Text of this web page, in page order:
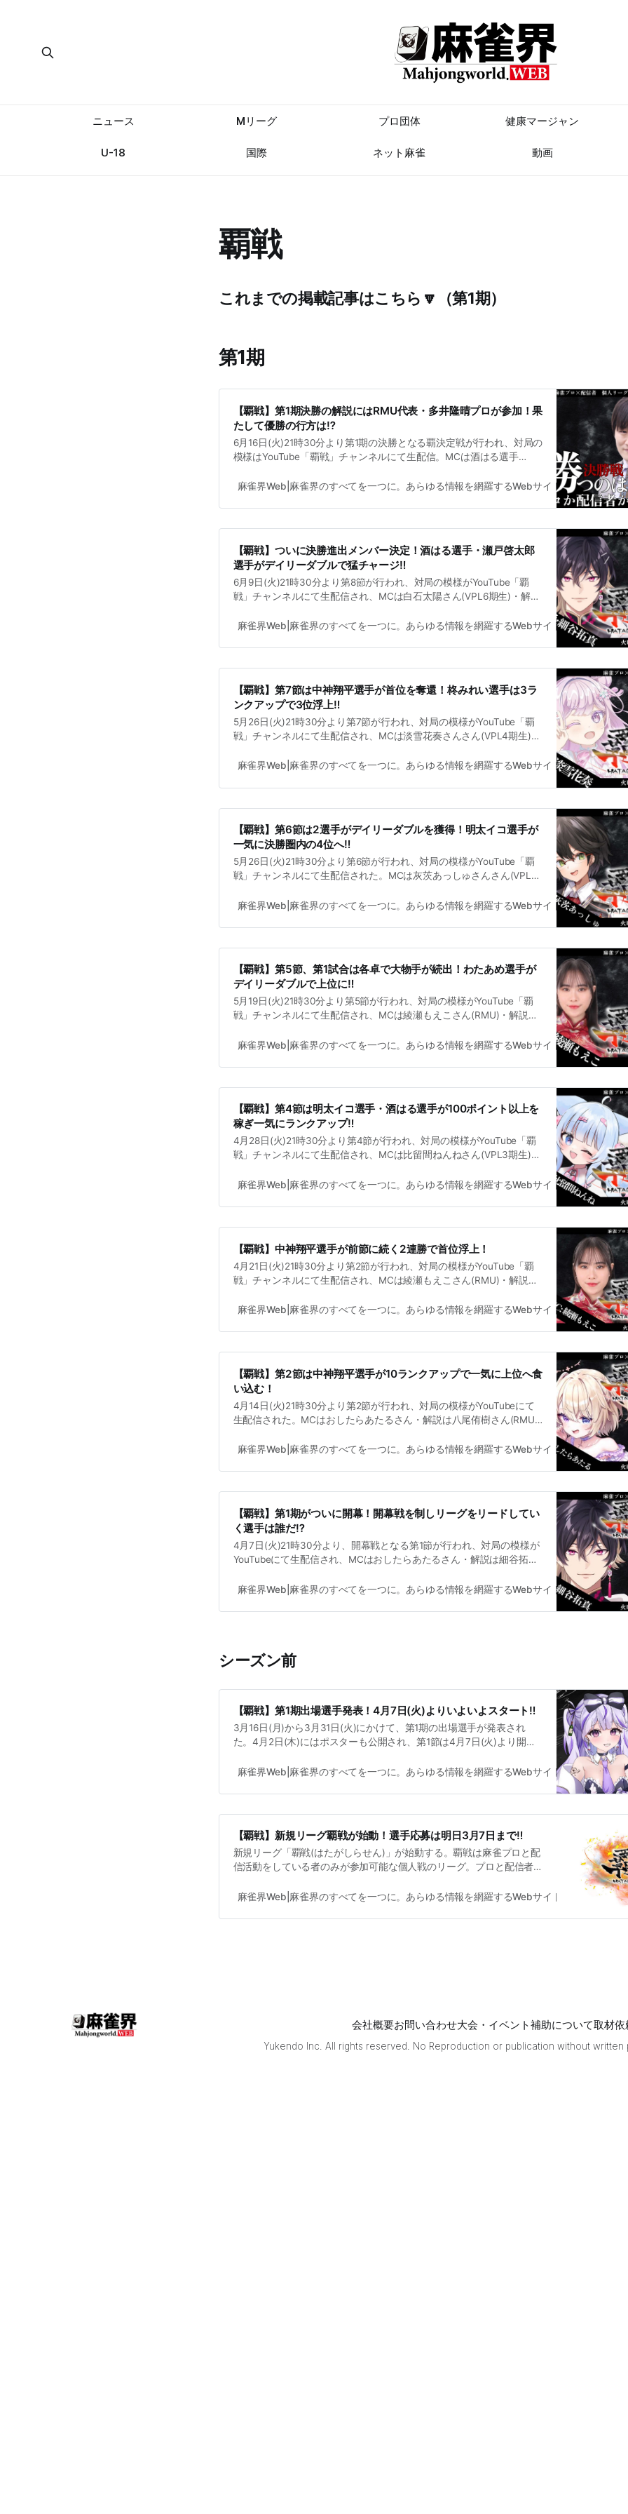
ニュース Mリーグ プロ団体 健康マージャン
U-18 国際 ネット麻雀 動画
覇戦
これまでの掲載記事はこちら 🔽（第1期）
第1期
【覇戦】第1期決勝の解説にはRMU代表・多井隆晴プロが参加！果
たして優勝の行方は⁉
6月16日(火)21時30分より第1期の決勝となる覇決定戦が行われ、対局の
模様はYouTube「覇戦」チャンネルにて生配信。MCは酒はる選手
表)が務め、対局の模様はアーカイブ視聴が可能。第2期は秋から冬を検
麻雀界Web|麻雀界のすべてを一つに。あらゆる情報を網羅するWebサイト 麻雀界編集
【覇戦】ついに決勝進出メンバー決定！酒はる選手・瀬戸啓太郎
選手がデイリーダブルで猛チャージ‼
6月9日(火)21時30分より第8節が行われ、対局の模様がYouTube「覇
戦」チャンネルにて生配信され、MCは白石太陽さん(VPL6期生)・解説
分より開始、解説には多井隆晴プロが参加予定となっている。
麻雀界Web|麻雀界のすべてを一つに。あらゆる情報を網羅するWebサイト 麻雀界編集
【覇戦】第7節は中神翔平選手が首位を奪還！柊みれい選手は3ラ
ンクアップで3位浮上‼
5月26日(火)21時30分より第7節が行われ、対局の模様がYouTube「覇
戦」チャンネルにて生配信され、MCは淡雪花奏さんさん(VPL4期生)・
開始予定となっている。
麻雀界Web|麻雀界のすべてを一つに。あらゆる情報を網羅するWebサイト 麻雀界編集
【覇戦】第6節は2選手がデイリーダブルを獲得！明太イコ選手が
一気に決勝圏内の4位へ‼
5月26日(火)21時30分より第6節が行われ、対局の模様がYouTube「覇
戦」チャンネルにて生配信された。MCは灰茨あっしゅさんさん(VPL4
時30分より開始予定となっている。
麻雀界Web|麻雀界のすべてを一つに。あらゆる情報を網羅するWebサイト 麻雀界編集
【覇戦】第5節、第1試合は各卓で大物手が続出！わたあめ選手が
デイリーダブルで上位に‼
5月19日(火)21時30分より第5節が行われ、対局の模様がYouTube「覇
戦」チャンネルにて生配信され、MCは綾瀬もえこさん(RMU)・解説は
予定となっている。
麻雀界Web|麻雀界のすべてを一つに。あらゆる情報を網羅するWebサイト 麻雀界編集
【覇戦】第4節は明太イコ選手・酒はる選手が100ポイント以上を
稼ぎ一気にランクアップ‼
4月28日(火)21時30分より第4節が行われ、対局の模様がYouTube「覇
戦」チャンネルにて生配信され、MCは比留間ねんねさん(VPL3期生)・
19日(火)21時30分より開始予定となっている。
麻雀界Web|麻雀界のすべてを一つに。あらゆる情報を網羅するWebサイト 麻雀界編集
【覇戦】中神翔平選手が前節に続く2連勝で首位浮上！
4月21日(火)21時30分より第2節が行われ、対局の模様がYouTube「覇
戦」チャンネルにて生配信され、MCは綾瀬もえこさん(RMU)・解説は
節同様2連勝で首位に浮上した。
麻雀界Web|麻雀界のすべてを一つに。あらゆる情報を網羅するWebサイト 麻雀界編集
【覇戦】第2節は中神翔平選手が10ランクアップで一気に上位へ食
い込む！
4月14日(火)21時30分より第2節が行われ、対局の模様がYouTubeにて
生配信された。MCはおしたらあたるさん・解説は八尾侑樹さん(RMU)
麻雀界Web|麻雀界のすべてを一つに。あらゆる情報を網羅するWebサイト
麻雀界編集
【覇戦】第1期がついに開幕！開幕戦を制しリーグをリードしてい
く選手は誰だ⁉
4月7日(火)21時30分より、開幕戦となる第1節が行われ、対局の模様が
YouTubeにて生配信され、MCはおしたらあたるさん・解説は細谷拓真
ーカイブ視聴が可能となっている。是非ご覧になってみてはいかがだ
麻雀界Web|麻雀界のすべてを一つに。あらゆる情報を網羅するWebサイト 麻雀界編集
シーズン前
【覇戦】第1期出場選手発表！4月7日(火)よりいよいよスタート‼
3月16日(月)から3月31日(火)にかけて、第1期の出場選手が発表され
た。4月2日(木)にはポスターも公開され、第1節は4月7日(火)より開
今後の詳細は是非公式Xからもご確認ください。
麻雀界Web|麻雀界のすべてを一つに。あらゆる情報を網羅するWebサイト 麻雀界編集
【覇戦】新規リーグ覇戦が始動！選手応募は明日3月7日まで‼
新規リーグ「覇戦(はたがしらせん)」が始動する。覇戦は麻雀プロと配
信活動をしている者のみが参加可能な個人戦のリーグ。プロと配信者
いくこと目的としている。その他詳細は覇戦の公式Xよりご確認くださ
麻雀界Web|麻雀界のすべてを一つに。あらゆる情報を網羅するWebサイト 麻雀界編集
会社概要お問い合わせ大会・イベント補助について取材依
Yukendo Inc. All rights reserved. No Reproduction or publication without written